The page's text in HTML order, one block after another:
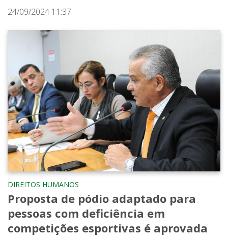
24/09/2024 11:37
DIREITOS HUMANOS
Proposta de pódio adaptado para
pessoas com deficiência em
competições esportivas é aprovada